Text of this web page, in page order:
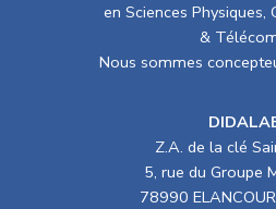
en Sciences Physiques,
&
Nous sommes
Z.A. de la clé
5, rue du Groupe
78990